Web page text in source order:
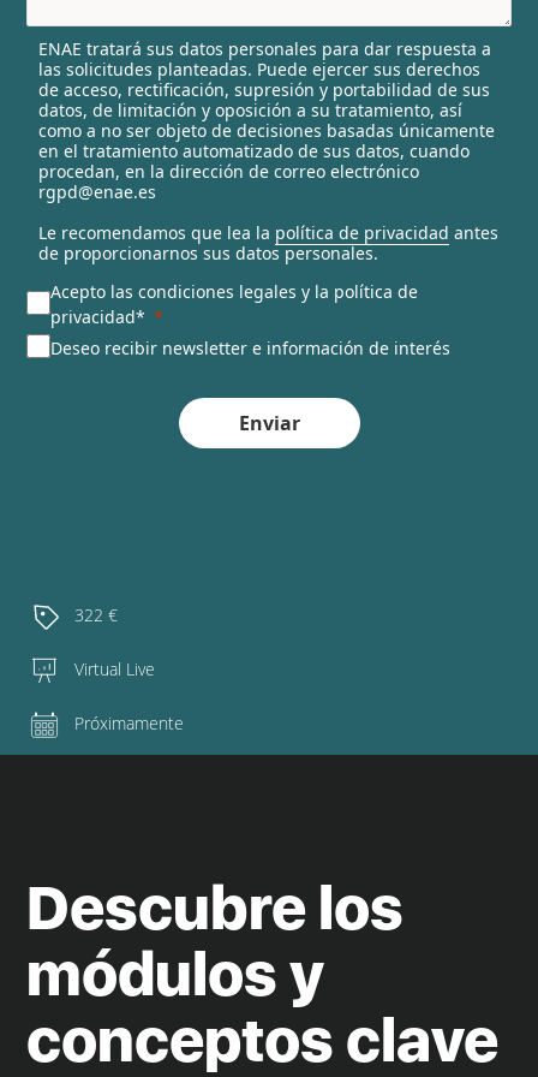
l
e
c
t
e
d
ENAE tratará sus datos personales para dar respuesta a
las solicitudes planteadas. Puede ejercer sus derechos
de acceso, rectificación, supresión y portabilidad de sus
datos, de limitación y oposición a su tratamiento, así
como a no ser objeto de decisiones basadas únicamente
en el tratamiento automatizado de sus datos, cuando
procedan, en la dirección de correo electrónico
rgpd@enae.es
Le recomendamos que lea la política de privacidad antes
de proporcionarnos sus datos personales.
Acepto las condiciones legales y la política de
privacidad*
Deseo recibir newsletter e información de interés
Enviar
322 €
Virtual Live
Próximamente
Descubre los
módulos y
conceptos clave